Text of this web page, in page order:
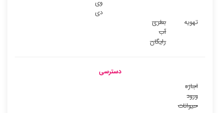
وی
دی
تهویه
بطری
آب
رایگان
دسترسی
اجازه
ورود
حیوانات